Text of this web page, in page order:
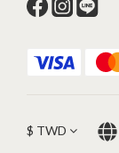
$ TWD